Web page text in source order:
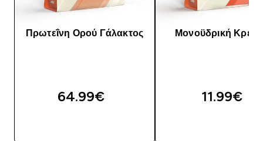
Πρωτεΐνη Ορού Γάλακτος
64.99€‎
Μονοϋδρική
11.99€‎